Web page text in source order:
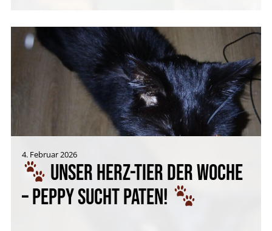
4. Februar 2026
UNSER HERZ-TIER DER WOCHE
– PEPPY SUCHT PATEN!